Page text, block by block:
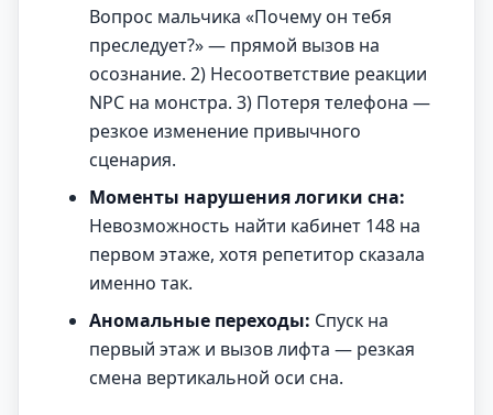
Вопрос мальчика «Почему он тебя
преследует?» — прямой вызов на
осознание. 2) Несоответствие реакции
NPC на монстра. 3) Потеря телефона —
резкое изменение привычного
сценария.
Моменты нарушения логики сна:
Невозможность найти кабинет 148 на
первом этаже, хотя репетитор сказала
именно так.
Аномальные переходы: Спуск на
первый этаж и вызов лифта — резкая
смена вертикальной оси сна.